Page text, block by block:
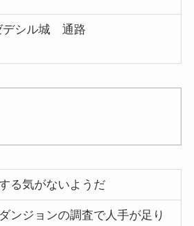
デシル城 通路
る気がないようだ
ンジョンの調査で人手が足り